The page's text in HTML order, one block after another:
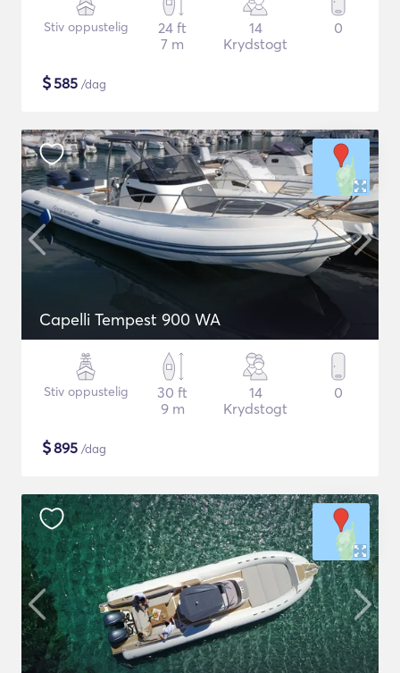
Stiv oppustelig
24 ft
7 m
14
Krydstogt
0
$585 /dag
Capelli Tempest 900 WA
Stiv oppustelig
30 ft
9 m
14
Krydstogt
0
$895 /dag